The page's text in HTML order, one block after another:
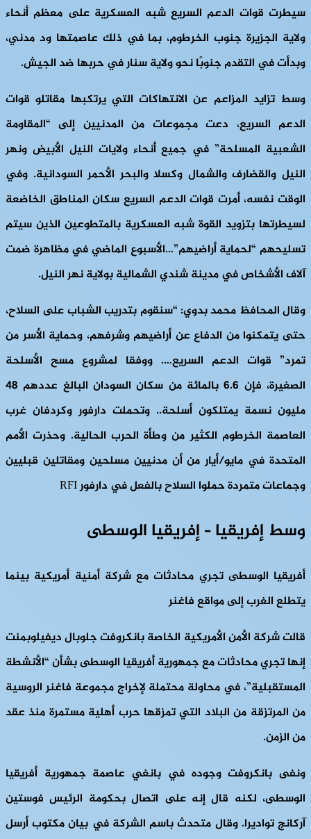
سيطرت قوات الدعم السريع شبه العسكرية على معظم أنحاء
ولاية الجزيرة جنوب الخرطوم، بما في ذلك عاصمتها ود مدني،
وبدأت في التقدم جنوبًا نحو ولاية سنار في حربها ضد الجيش.
وسط تزايد المزاعم عن الانتهاكات التي يرتكبها مقاتلو قوات
الدعم السريع، دعت مجموعات من المدنيين إلى “المقاومة
الشعبية المسلحة” في جميع أنحاء ولايات النيل الأبيض ونهر
النيل والقضارف والشمال وكسلا والبحر الأحمر السودانية. وفي
الوقت نفسه، أمرت قوات الدعم السريع سكان المناطق الخاضعة
لسيطرتها بتزويد القوة شبه العسكرية بالمتطوعين الذين سيتم
تسليحهم “لحماية أراضيهم”…الأسبوع الماضي في مظاهرة ضمت
آلاف الأشخاص في مدينة شندي الشمالية بولاية نهر النيل.
وقال المحافظ محمد بدوي: “سنقوم بتدريب الشباب على السلاح،
حتى يتمكنوا من الدفاع عن أراضيهم وشرفهم، وحماية الأسر من
تمرد” قوات الدعم السريع…. ووفقا لمشروع مسح الأسلحة
الصغيرة، فإن 6.6 بالمائة من سكان السودان البالغ عددهم 48
مليون نسمة يمتلكون أسلحة.. وتحملت دارفور وكردفان غرب
العاصمة الخرطوم الكثير من وطأة الحرب الحالية. وحذرت الأمم
المتحدة في مايو/أيار من أن مدنيين مسلحين ومقاتلين قبليين
وجماعات متمردة حملوا السلاح بالفعل في دارفور RFI
وسط إفريقيا – إفريقيا الوسطى
أفريقيا الوسطى تجري محادثات مع شركة أمنية أمريكية بينما
يتطلع الغرب إلى مواقع فاغنر
قالت شركة الأمن الأمريكية الخاصة بانكروفت جلوبال ديفيلوبمنت
إنها تجري محادثات مع جمهورية أفريقيا الوسطى بشأن “الأنشطة
المستقبلية”، في محاولة محتملة لإخراج مجموعة فاغنر الروسية
من المرتزقة من البلاد التي تمزقها حرب أهلية مستمرة منذ عقد
من الزمن.
ونفى بانكروفت وجوده في بانغي عاصمة جمهورية أفريقيا
الوسطى، لكنه قال إنه على اتصال بحكومة الرئيس فوستين
آركانج تواديرا. وقال متحدث باسم الشركة في بيان مكتوب أرسل